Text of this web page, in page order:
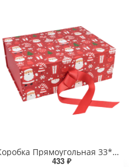
Коробка Прямоугольная 33*25*12 складная на магнитах "Новый год"-3023 1/32
433 ₽